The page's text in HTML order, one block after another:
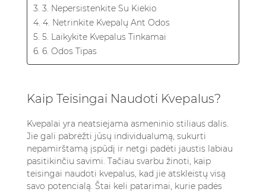
3. 3. Nepersistenkite Su Kiekio
4. 4. Netrinkite Kvepalų Ant Odos
5. 5. Laikykite Kvepalus Tinkamai
6. 6. Odos Tipas
Kaip Teisingai Naudoti Kvepalus?
Kvepalai yra neatsiejama asmeninio stiliaus dalis.
Jie gali pabrėžti jūsų individualumą, sukurti
nepamirštamą įspūdį ir netgi padėti jaustis labiau
pasitikinčiu savimi. Tačiau svarbu žinoti, kaip
teisingai naudoti kvepalus, kad jie atskleistų visą
savo potencialą. Štai keli patarimai, kurie padės